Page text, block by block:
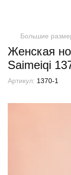
Большие
Женская
Saimeiqi
Артикул: 1370-1